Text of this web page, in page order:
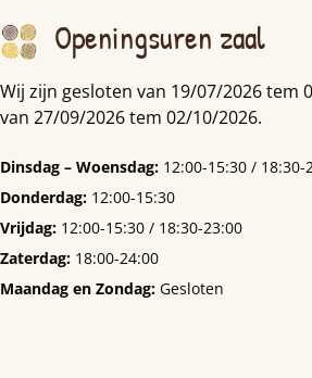
Openingsuren zaal
Wij zijn gesloten van 19/07/2026 tem
van 27/09/2026 tem 02/10/2026.
Dinsdag – Woensdag: 12:00-15:30 / 18:30-
Donderdag: 12:00-15:30
Vrijdag: 12:00-15:30 / 18:30-23:00
Zaterdag: 18:00-24:00
Maandag en Zondag: Gesloten